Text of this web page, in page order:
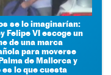
se lo imaginarían:
Felipe VI escoge un
de una marca
para moverse
de Mallorca y
es lo que cuesta